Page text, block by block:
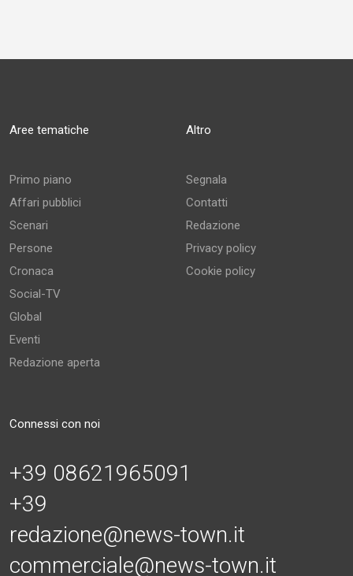
Aree tematiche
Primo piano
Affari pubblici
Scenari
Persone
Cronaca
Social-TV
Global
Eventi
Redazione aperta
Altro
Segnala
Contatti
Redazione
Privacy policy
Cookie policy
Connessi con noi
+39 08621965091
+39
redazione@news-town.it
commerciale@news-town.it